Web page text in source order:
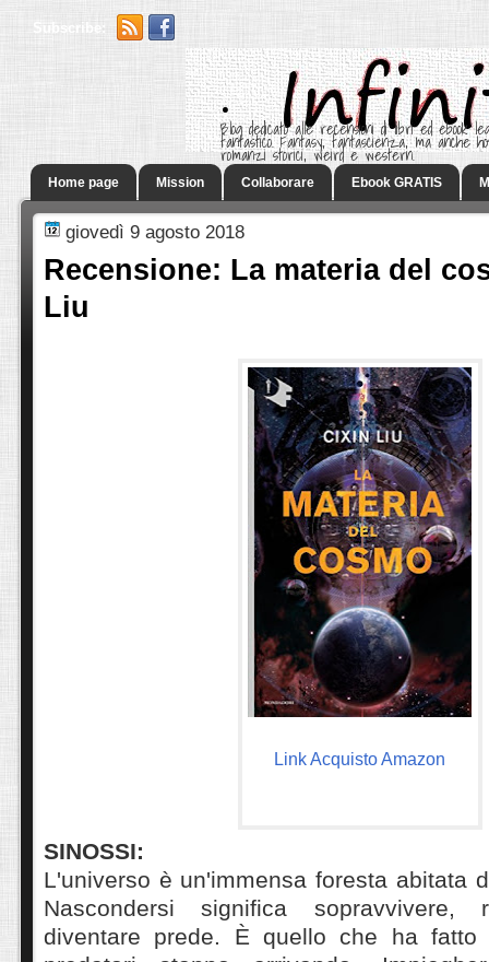
Subscribe:
.
Blog dedicato alle recensioni di libri ed ebook
fantastico. Fantasy, fantascienza, ma anche
romanzi storici, weird e western.
Home page Mission Collaborare Ebook GRATIS
giovedì 9 agosto 2018
Recensione: La materia del
Liu
Link Acquisto Amazon
SINOSSI:
L'universo è un'immensa foresta abitata
Nascondersi significa sopravvivere,
diventare prede. È quello che ha